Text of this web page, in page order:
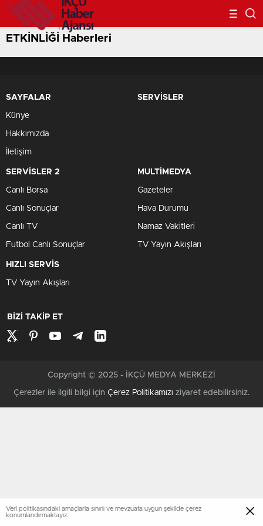
ETKİNLİĞİ Haberleri
SAYFALAR
Künye
Hakkımızda
İletişim
SERVİSLER
SERVİSLER 2
Canlı Borsa
Canlı Sonuçlar
Canlı TV
Futbol Canlı Sonuçlar
MULTİMEDYA
Gazeteler
Hava Durumu
Namaz Vakitleri
TV Yayın Akışları
HIZLI SERVİS
TV Yayın Akışları
BİZİ TAKİP ET
Copyright © 2025 - İKÇÜ MEDYA MERKEZİ
Çerezler ile ilgili bilgi için Çerez Politikamızı ziyaret edebilirsiniz.
Veri politikasındaki amaçlarla sınırlı ve mevzuata uygun şekilde çerez
konumlandırmaktayız.